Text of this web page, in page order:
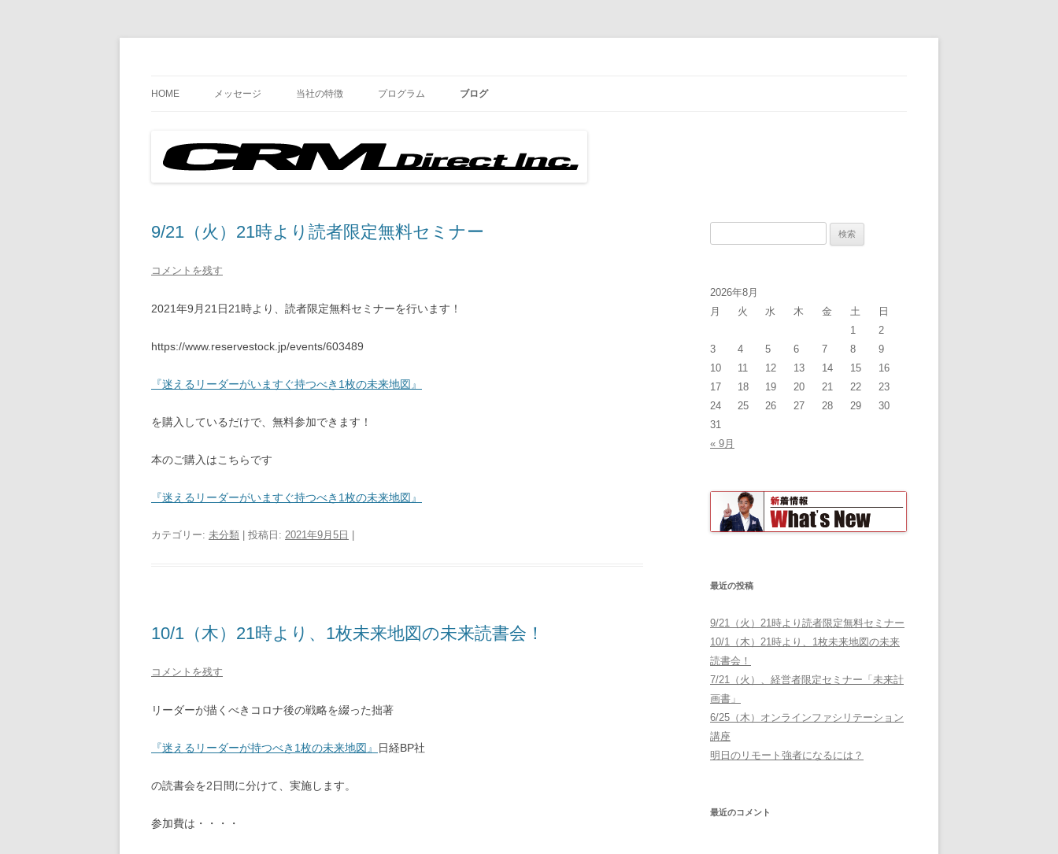
キ
ッ
プ
HOME メッセージ 当社の特徴 プログラム ブログ
9/21（火）21時より読者限定無料セミナー
コメントを残す
2021年9月21日21時より、読者限定無料セミナーを行います！
https://www.reservestock.jp/events/603489
『迷えるリーダーがいますぐ持つべき1枚の未来地図』
を購入しているだけで、無料参加できます！
本のご購入はこちらです
『迷えるリーダーがいますぐ持つべき1枚の未来地図』
カテゴリー: 未分類 | 投稿日: 2021年9月5日
10/1（木）21時より、1枚未来地図の未来読書会！
コメントを残す
リーダーが描くべきコロナ後の戦略を綴った拙著
『迷えるリーダーが持つべき1枚の未来地図』 日経BP社
の読書会を2日間に分けて、実施します。
参加費は・・・・
2026年8月
月
火 水 木 金 土
日
1
2
3
4 5 6 7 8
9
10
11 12 13 14 15
16
17
18 19 20 21 22
23
24
25 26 27 28 29
30
31
« 9月
最近の投稿
9/21（火）21時より読者限定無料セミナー
10/1（木）21時より、1枚未来地図の未来
読書会！
7/21（火）、経営者限定セミナー「未来計
画書」
6/25（木）オンラインファシリテーション
講座
明日のリモート強者になるには？
最近のコメント